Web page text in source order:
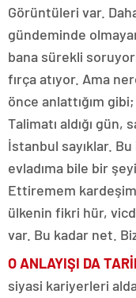
Görüntüleri var.
gündeminde
bana sürekli
fırça atıyor. Ama
önce anlattığım
Talimatı aldığı gün,
İstanbul sayıklar.
evladıma bile bir
Ettiremem
ülkenin fikri hür,
var. Bu kadar net.
O ANLAYIŞI DA
siyasi kariyerleri